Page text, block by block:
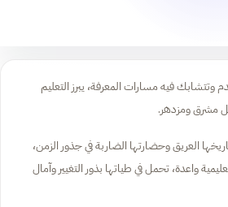
فيه مسارات المعرفة، يبرز التعليم
مشرق ومزدهر.
العريق وحضارتها الضاربة في جذور الزمن،
واعدة، تحمل في طياتها بذور التغيير وآمال